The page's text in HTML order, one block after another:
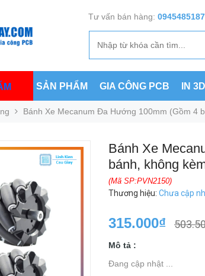
Tư vấn bán hàng: 0945485187
SẢN PHẨM GIA CÔNG PCB IN
Bánh Xe Mecanum Đa Hướng 100mm (Gồm 4
Bánh Xe
bánh, không
(Mã SP:PVN2150)
Thương hiệu: Chưa cập
315.000₫
Mô tả :
Đang cập nhật ...